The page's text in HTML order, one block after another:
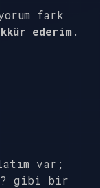
fark
ederim.
var;
? gibi bir